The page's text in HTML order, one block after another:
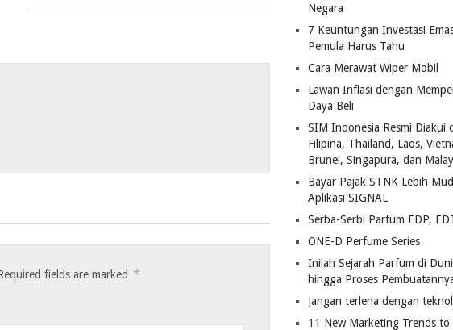
fields are marked *
Negara
7 Keuntungan Investasi
Pemula Harus Tahu
Cara Merawat Wiper Mobil
Lawan Inflasi dengan
Daya Beli
SIM Indonesia Resmi Diakui
Filipina, Thailand, Laos,
Brunei, Singapura, dan
Bayar Pajak STNK Lebih
Aplikasi SIGNAL
Serba-Serbi Parfum EDP,
ONE-D Perfume Series
Inilah Sejarah Parfum di
hingga Proses
Jangan terlena dengan
11 New Marketing Trends to